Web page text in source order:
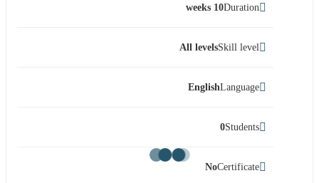
Duration
10 weeks
Skill level
All levels
Language
English
Students
0
Certificate
No